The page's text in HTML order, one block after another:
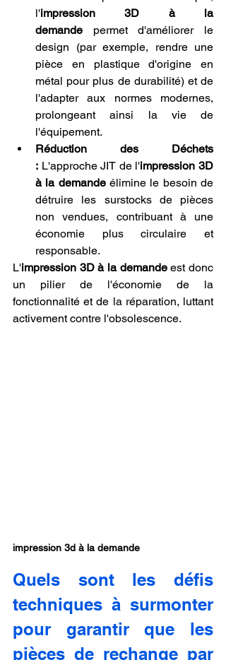
l'impression 3D à la
demande permet d'améliorer le
design (par exemple, rendre une
pièce en plastique d'origine en
métal pour plus de durabilité) et de
l'adapter aux normes modernes,
prolongeant ainsi la vie de
l'équipement.
Réduction des Déchets
: L'approche JIT de l'impression 3D
à la demande élimine le besoin de
détruire les surstocks de pièces
non vendues, contribuant à une
économie plus circulaire et
responsable.
L'impression 3D à la demande est donc
un pilier de l'économie de la
fonctionnalité et de la réparation, luttant
activement contre l'obsolescence.
impression 3d à la demande
Quels sont les défis
techniques à surmonter
pour garantir que les